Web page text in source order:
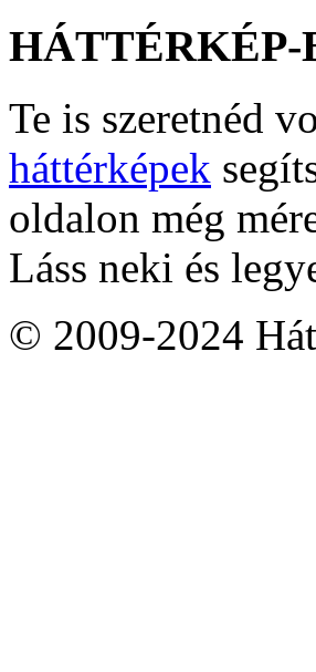
Te is szeretnéd
háttérképek
oldalon még
Láss neki és
© 2009-2024